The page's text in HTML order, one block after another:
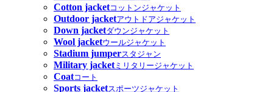
Cotton jacketコットンジャケット
Outdoor jacketアウトドアジャケット
Down jacketダウンジャケット
Wool jacketウールジャケット
Stadium jumperスタジャン
Military jacketミリタリージャケット
Coatコート
Sports jacketスポーツジャケット